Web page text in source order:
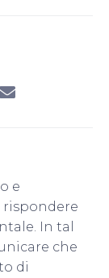
e
In tal
che
di